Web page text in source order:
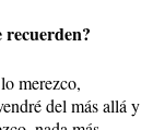
recuerden?
merezco,
del más allá y